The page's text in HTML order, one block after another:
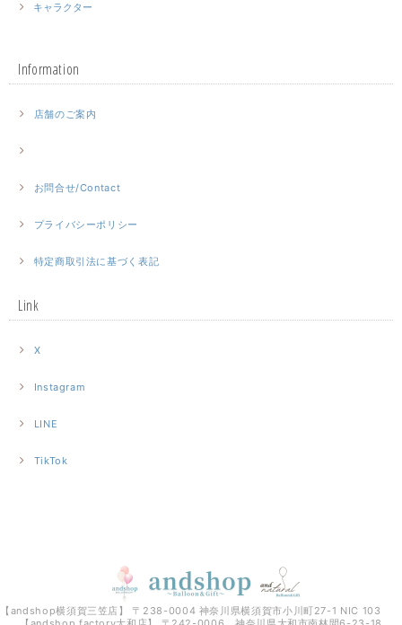
キャラクター
Information
店舗のご案内
お問合せ/Contact
プライバシーポリシー
特定商取引法に基づく表記
Link
X
Instagram
LINE
TikTok
【andshop横須賀三笠店】 〒238-0004 神奈川県横須賀市小川町27-1 NIC 103